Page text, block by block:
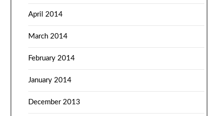
April 2014
March 2014
February 2014
January 2014
December 2013